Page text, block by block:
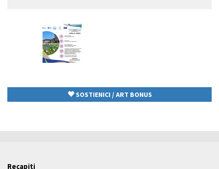
SOSTIENICI / ART BONUS
Recapiti